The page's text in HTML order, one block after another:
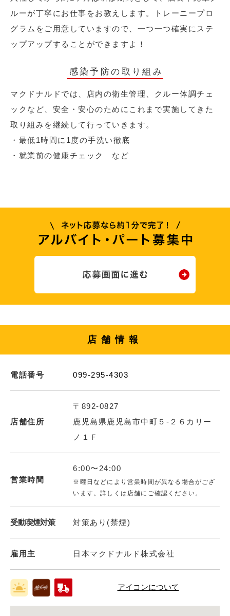
ルーが丁寧にお仕事をお教えします。トレーニープロ
グラムをご用意していますので、一つ一つ確実にステ
ップアップすることができますよ！
感染予防の取り組み
マクドナルドでは、店内の衛生管理、クルー体調チェ
ックなど、安全・安心のためにこれまで実施してきた
取り組みを継続して行っていきます。
・最低1時間に1度の手洗い徹底
・就業前の健康チェック など
店舗情報
電話番号 099-295-4303
店舗住所
〒892-0827
鹿児島県鹿児島市中町５‐２６カリー
ノ１Ｆ
営業時間
6:00〜24:00
※曜日などにより営業時間が異なる場合がござ
います。詳しくは店舗にご確認ください。
受動喫煙対策 対策あり(禁煙)
雇用主 日本マクドナルド株式会社
アイコンについて